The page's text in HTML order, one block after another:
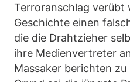
Terroranschlag verübt
Geschichte einen
die die Drahtzieher
ihre Medienvertreter
Massaker berichten zu